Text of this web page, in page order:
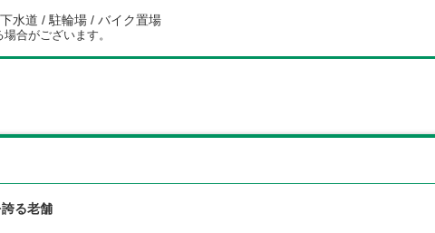
水道 / 駐輪場 / バイク置場
合がございます。
る老舗